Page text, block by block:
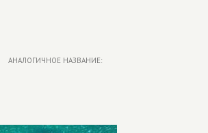
АНАЛОГИЧНОЕ НАЗВАНИЕ: